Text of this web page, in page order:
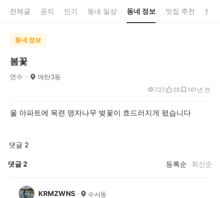
전체글 공지 인기 동네 일상 동네 정보 맛집 추천 분
동네 정보
봄꽃
연수 매탄3동
1년 전
727 28 16
울 아파트에 목련 명자나무 벚꽃이 흐드러지게 폈습니다
댓글 2
댓글2 등록순 최신순
KRMZWNS 수서동